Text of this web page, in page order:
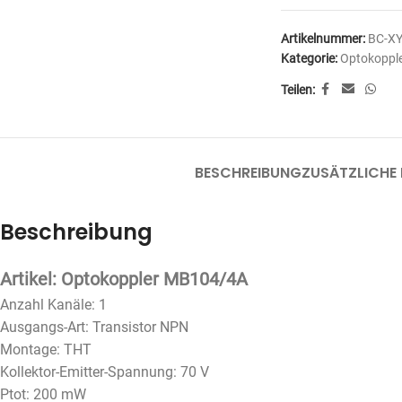
Artikelnummer: BC-
Kategorie:
Teilen:
BESCHREIBUNG
Beschreibung
Artikel: Optokoppler MB104/4A
Anzahl Kanäle: 1
Ausgangs-Art: Transistor NPN
Montage: THT
Kollektor-Emitter-Spannung: 70 V
Ptot: 200 mW